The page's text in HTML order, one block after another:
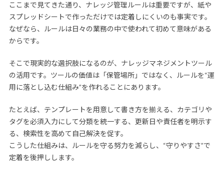
ここまで見てきた通り、ナレッジ管理ルールは重要ですが、紙や
スプレッドシートで作っただけでは定着しにくいのも事実です。
なぜなら、ルールは日々の業務の中で使われて初めて意味がある
からです。
そこで現実的な選択肢になるのが、ナレッジマネジメントツール
の活用です。ツールの価値は「保管場所」ではなく、ルールを“運
用に落とし込む仕組み”を作れることにあります。
たとえば、テンプレートを用意して書き方を揃える、カテゴリや
タグを必須入力にして分類を統一する、更新日や責任者を明示す
る、検索性を高めて自己解決を促す。
こうした仕組みは、ルールを守る努力を減らし、“守りやすさ”で
定着を後押しします。